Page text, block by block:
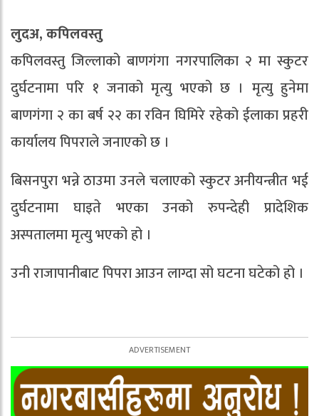
लुदअ, कपिलवस्तु
कपिलवस्तु जिल्लाको बाणगंगा नगरपालिका २ मा स्कुटर
दुर्घटनामा परि १ जनाको मृत्यु भएको छ । मृत्यु हुनेमा
बाणगंगा २ का बर्ष २२ का रविन घिमिरे रहेको ईलाका प्रहरी
कार्यालय पिपराले जनाएको छ ।
बिसनपुरा भन्ने ठाउमा उनले चलाएको स्कुटर अनीयन्त्रीत भई
दुर्घटनामा घाइते भएका उनको रुपन्देही प्रादेशिक
अस्पतालमा मृत्यु भएको हो ।
उनी राजापानीबाट पिपरा आउन लाग्दा सो घटना घटेको हो ।